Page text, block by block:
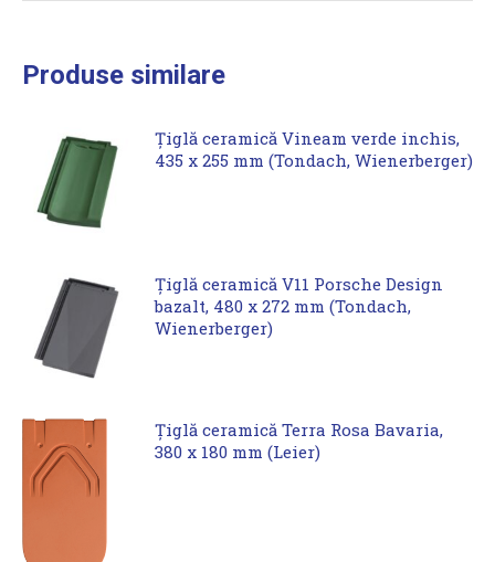
Produse similare
Țiglă ceramică Vineam verde inchis,
435 x 255 mm (Tondach, Wienerberger)
Țiglă ceramică V11 Porsche Design
bazalt, 480 x 272 mm (Tondach,
Wienerberger)
Țiglă ceramică Terra Rosa Bavaria,
380 x 180 mm (Leier)